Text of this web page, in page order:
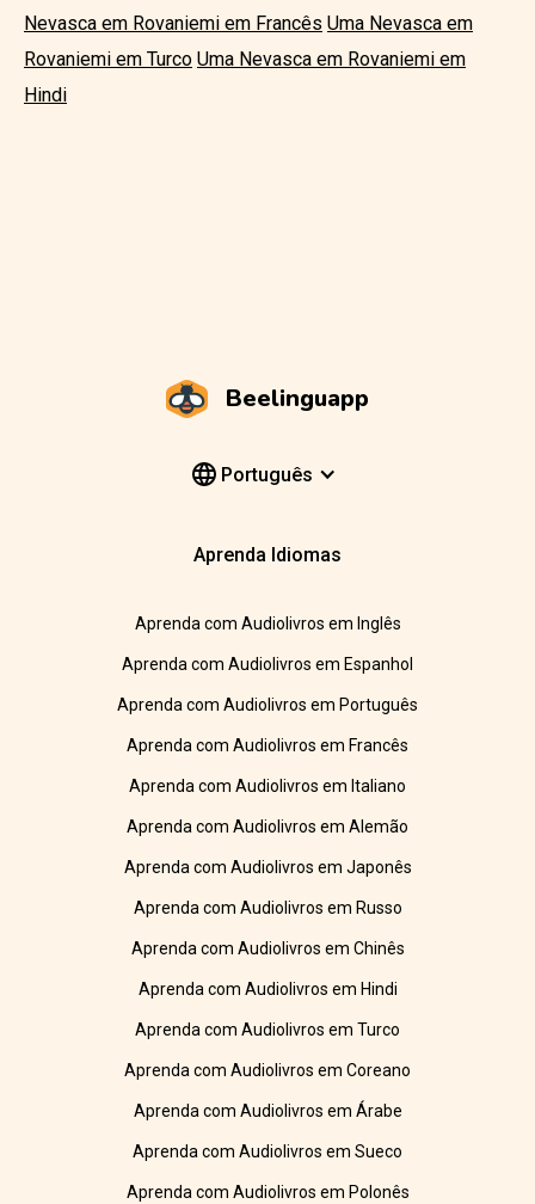
Nevasca em Rovaniemi em Francês Uma Nevasca em
Rovaniemi em Turco Uma Nevasca em Rovaniemi em
Hindi
Beelinguapp
Português
Aprenda Idiomas
Aprenda com Audiolivros em Inglês
Aprenda com Audiolivros em Espanhol
Aprenda com Audiolivros em Português
Aprenda com Audiolivros em Francês
Aprenda com Audiolivros em Italiano
Aprenda com Audiolivros em Alemão
Aprenda com Audiolivros em Japonês
Aprenda com Audiolivros em Russo
Aprenda com Audiolivros em Chinês
Aprenda com Audiolivros em Hindi
Aprenda com Audiolivros em Turco
Aprenda com Audiolivros em Coreano
Aprenda com Audiolivros em Árabe
Aprenda com Audiolivros em Sueco
Aprenda com Audiolivros em Polonês